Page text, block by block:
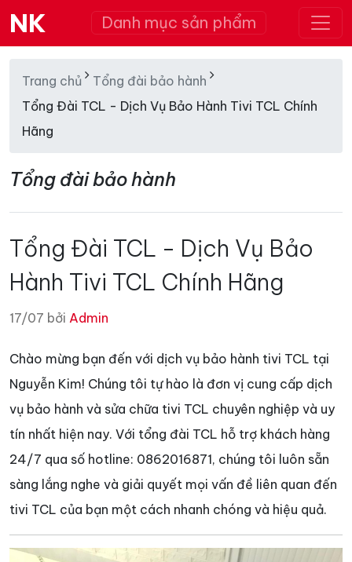
NK Danh mục sản phẩm
Trang chủ
Tổng đài bảo hành
Tổng Đài TCL - Dịch Vụ Bảo Hành Tivi TCL Chính
Hãng
Tổng đài bảo hành
Tổng Đài TCL - Dịch Vụ Bảo
Hành Tivi TCL Chính Hãng
17/07 bởi Admin
Chào mừng bạn đến với dịch vụ bảo hành tivi TCL tại
Nguyễn Kim! Chúng tôi tự hào là đơn vị cung cấp dịch
vụ bảo hành và sửa chữa tivi TCL chuyên nghiệp và uy
tín nhất hiện nay. Với tổng đài TCL hỗ trợ khách hàng
24/7 qua số hotline: 0862016871, chúng tôi luôn sẵn
sàng lắng nghe và giải quyết mọi vấn đề liên quan đến
tivi TCL của bạn một cách nhanh chóng và hiệu quả.